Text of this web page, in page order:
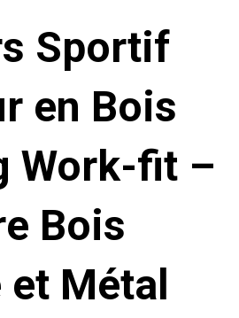
Sportif
en Bois
Work-fit –
Bois
et Métal